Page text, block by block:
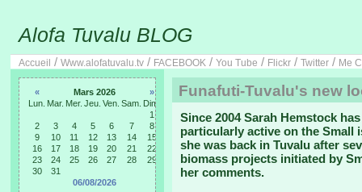
Alofa Tuvalu BLOG
Accueil / Www.alofatuvalu.tv / FACEBOOK / You Tube / Flickr / Twitter / Me
« Mars 2026
»
Lun. Mar. Mer. Jeu. Ven. Sam. Dim.
1
2
3 4 5 6 7
8
9
10 11 12 13 14
15
16
17 18 19 20 21
22
23
24 25 26 27 28
29
30
31
06/08/2026
Funafuti-Tuvalu's new
Since 2004 Sarah Hemstock
particularly active on the Small
she was back in Tuvalu after
biomass projects initiated by
her comments.